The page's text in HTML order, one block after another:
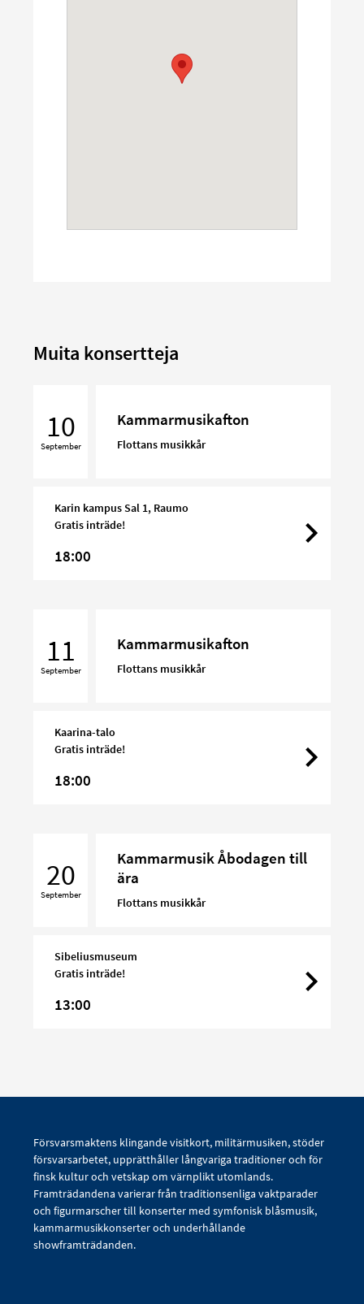
Muita konsertteja
10
September
Kammarmusikafton
Flottans musikkår
Karin kampus Sal 1, Raumo
Gratis inträde!
18:00
11
September
Kammarmusikafton
Flottans musikkår
Kaarina-talo
Gratis inträde!
18:00
ära
20
September
Kammarmusik Åbodagen till
ära
Flottans musikkår
Sibeliusmuseum
Gratis inträde!
13:00
Försvarsmaktens klingande visitkort, militärmusiken, stöder
försvarsarbetet, upprätthåller långvariga traditioner och för
finsk kultur och vetskap om värnplikt utomlands.
Framträdandena varierar från traditionsenliga vaktparader
och figurmarscher till konserter med symfonisk blåsmusik,
kammarmusikkonserter och underhållande
showframträdanden.